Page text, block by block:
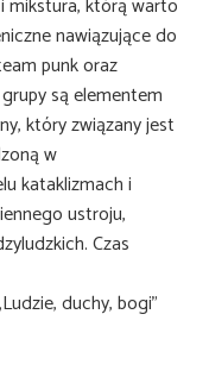
nawiązujące do
punk oraz
są elementem
który związany jest
w
kataklizmach i
ustroju,
Czas
duchy, bogi”